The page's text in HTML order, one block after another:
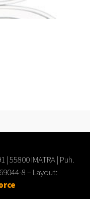
55800 IMATRA | Puh.
8– Layout: